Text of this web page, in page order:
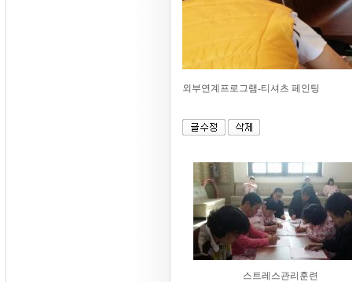
외부연계프로그램-티셔츠 페인팅
스트레스관리훈련